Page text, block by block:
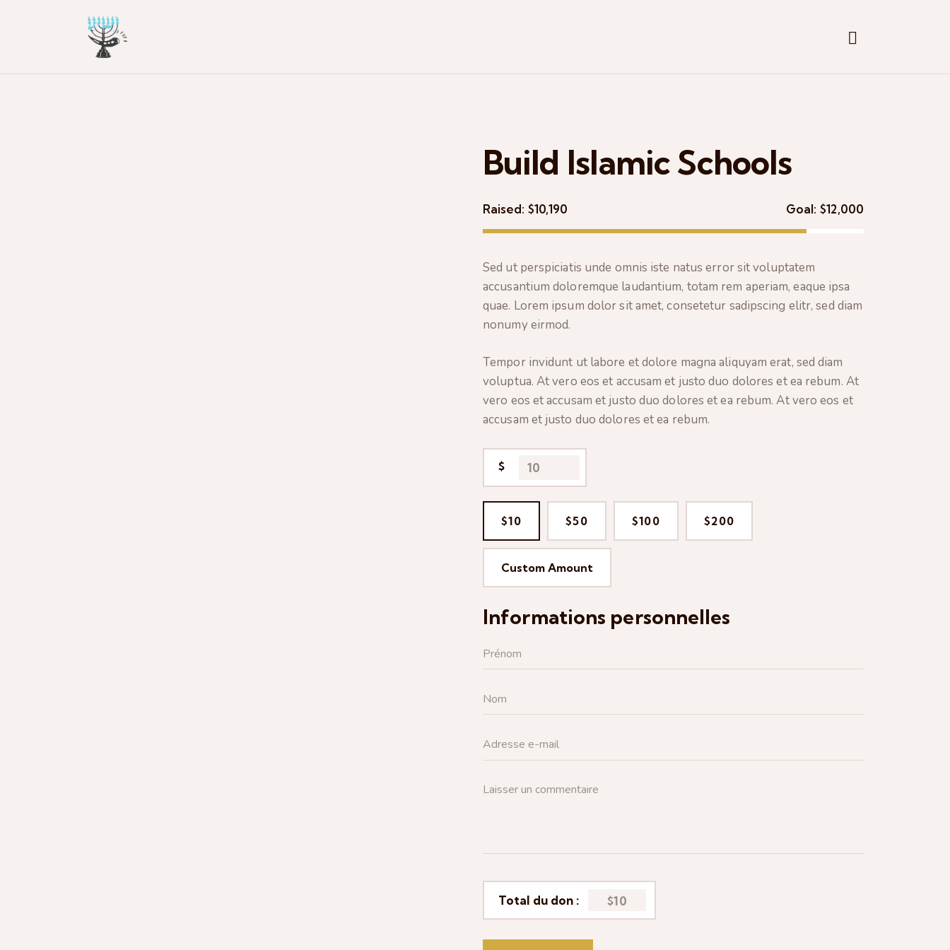
Build Islamic Schools
Raised: $10,190 Goal: $12,000
Sed ut perspiciatis unde omnis iste natus error sit voluptatem
accusantium doloremque laudantium, totam rem aperiam, eaque ipsa
quae. Lorem ipsum dolor sit amet, consetetur sadipscing elitr, sed diam
nonumy eirmod.
Tempor invidunt ut labore et dolore magna aliquyam erat, sed diam
voluptua. At vero eos et accusam et justo duo dolores et ea rebum. At
vero eos et accusam et justo duo dolores et ea rebum. At vero eos et
accusam et justo duo dolores et ea rebum.
$
$10 $50 $100 $200
Custom Amount
Informations personnelles
Total du don : $10